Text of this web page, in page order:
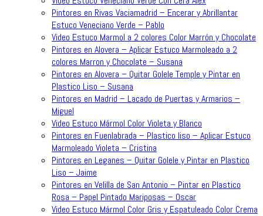
Pintores en Rivas Vaciamadrid – Encerar y Abrillantar
Estuco Veneciano Verde – Pablo
Video Estuco Marmol a 2 colores Color Marrón y Chocolate
Pintores en Alovera – Aplicar Estuco Marmoleado a 2
colores Marron y Chocolate – Susana
Pintores en Alovera – Quitar Golele Temple y Pintar en
Plastico Liso – Susana
Pintores en Madrid – Lacado de Puertas y Armarios –
Miguel
Video Estuco Mármol Color Violeta y Blanco
Pintores en Fuenlabrada – Plastico liso – Aplicar Estuco
Marmoleado Violeta – Cristina
Pintores en Leganes – Quitar Golele y Pintar en Plastico
Liso – Jaime
Pintores en Velilla de San Antonio – Pintar en Plastico
Rosa – Papel Pintado Mariposas – Oscar
Video Estuco Mármol Color Gris y Espatuleado Color Crema